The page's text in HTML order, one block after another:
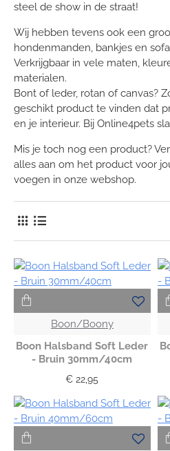
steel de show in de straat!
Wij hebben tevens ook een
hondenmanden, bankjes en
Verkrijgbaar in vele maten,
materialen.
Bont of leder, rotan of canvas?
geschikt product te vinden dat
en je interieur. Bij Online4pets
Mis je toch nog een product?
alles aan om het product voor
voegen in onze webshop.
Boon/Boony
Boon Halsband Soft Leder
- Bruin 30mm/40cm
€ 22,95